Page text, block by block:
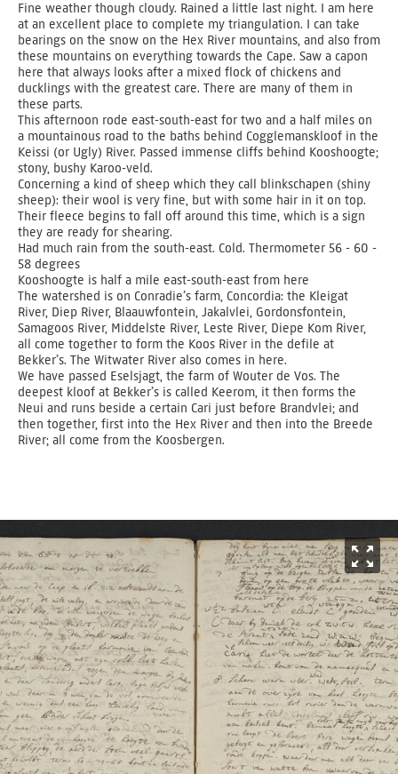
Fine weather though cloudy. Rained a little last night. I am here
at an excellent place to complete my triangulation. I can take
bearings on the snow on the Hex River mountains, and also from
these mountains on everything towards the Cape. Saw a capon
here that always looks after a mixed flock of chickens and
ducklings with the greatest care. There are many of them in
these parts.
This afternoon rode east-south-east for two and a half miles on
a mountainous road to the baths behind Cogglemanskloof in the
Keissi (or Ugly) River. Passed immense cliffs behind Kooshoogte;
stony, bushy Karoo-veld.
Concerning a kind of sheep which they call blinkschapen (shiny
sheep): their wool is very fine, but with some hair in it on top.
Their fleece begins to fall off around this time, which is a sign
they are ready for shearing.
Had much rain from the south-east. Cold. Thermometer 56 - 60 -
58 degrees
Kooshoogte is half a mile east-south-east from here
The watershed is on Conradie’s farm, Concordia: the Kleigat
River, Diep River, Blaauwfontein, Jakalvlei, Gordonsfontein,
Samagoos River, Middelste River, Leste River, Diepe Kom River,
all come together to form the Koos River in the defile at
Bekker’s. The Witwater River also comes in here.
We have passed Eselsjagt, the farm of Wouter de Vos. The
deepest kloof at Bekker’s is called Keerom, it then forms the
Neui and runs beside a certain Cari just before Brandvlei; and
then together, first into the Hex River and then into the Breede
River; all come from the Koosbergen.